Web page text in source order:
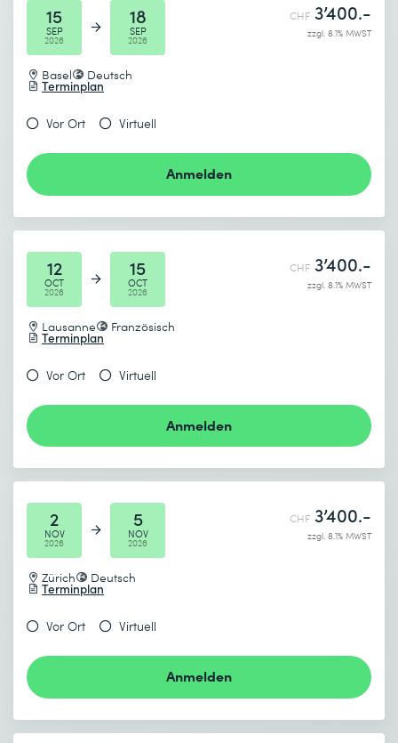
15
SEP
2026
18
SEP
2026
Basel Deutsch
Terminplan
CHF 3’400.-
zzgl. 8.1% MWST
Vor Ort Virtuell
Anmelden
12
OCT
2026
15
OCT
2026
Lausanne Französisch
Terminplan
CHF 3’400.-
zzgl. 8.1% MWST
Vor Ort Virtuell
Anmelden
2
NOV
2026
5
NOV
2026
Zürich Deutsch
Terminplan
CHF 3’400.-
zzgl. 8.1% MWST
Vor Ort Virtuell
Anmelden